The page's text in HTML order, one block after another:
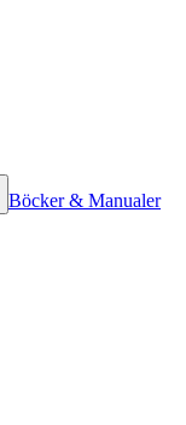
Böcker & Manualer